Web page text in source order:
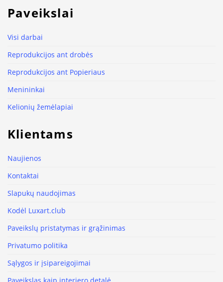
Paveikslai
Visi darbai
Reprodukcijos ant drobės
Reprodukcijos ant Popieriaus
Menininkai
Kelionių žemėlapiai
Klientams
Naujienos
Kontaktai
Slapukų naudojimas
Kodėl Luxart.club
Paveikslų pristatymas ir grąžinimas
Privatumo politika
Sąlygos ir įsipareigojimai